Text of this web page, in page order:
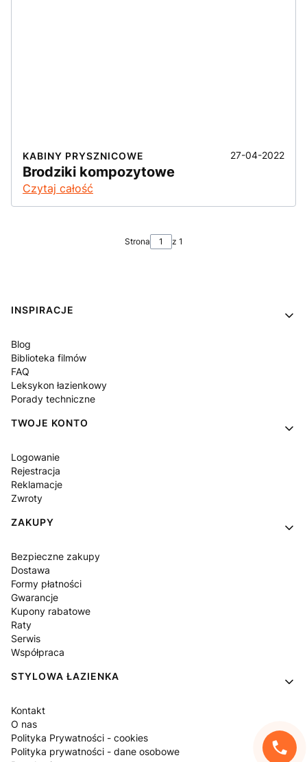
KABINY PRYSZNICOWE 27-04-2022
Brodziki kompozytowe
Czytaj całość
Strona z 1
Linki w stopce
INSPIRACJE
Blog
Biblioteka filmów
FAQ
Leksykon łazienkowy
Porady techniczne
TWOJE KONTO
Logowanie
Rejestracja
Reklamacje
Zwroty
ZAKUPY
Bezpieczne zakupy
Dostawa
Formy płatności
Gwarancje
Kupony rabatowe
Raty
Serwis
Współpraca
STYLOWA ŁAZIENKA
Kontakt
O nas
Polityka Prywatności - cookies
Polityka prywatności - dane osobowe